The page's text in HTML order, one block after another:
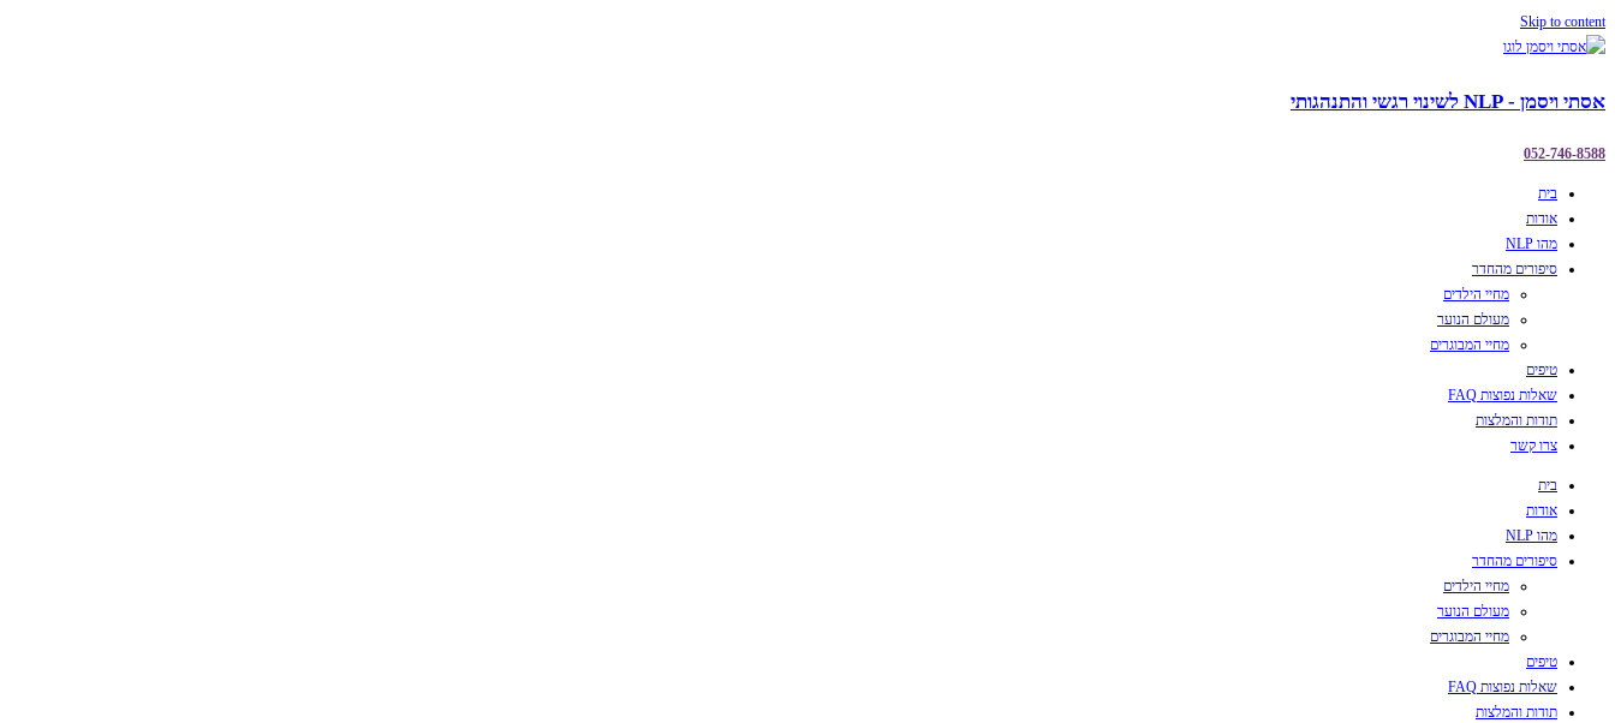
Skip to content
אסתי ויסמן - NLP לשינוי רגשי והתנהגותי
052-746-8588
בית
אודות
מהו NLP
סיפורים מהחדר
מחיי הילדים
מעולם הנוער
מחיי המבוגרים
טיפים
שאלות נפוצות FAQ
תודות והמלצות
צרו קשר
בית
אודות
מהו NLP
סיפורים מהחדר
מחיי הילדים
מעולם הנוער
מחיי המבוגרים
טיפים
שאלות נפוצות FAQ
תודות והמלצות